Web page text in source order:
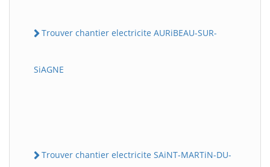
Trouver chantier electricite AURiBEAU-SUR-
SiAGNE
Trouver chantier electricite SAiNT-MARTiN-DU-